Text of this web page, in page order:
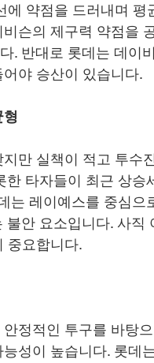
에 약점을 드러내며 평
슨의 제구력 약점을
. 반대로 롯데는 데이
야 승산이 있습니다.
만 실책이 적고 투수
한 타자들이 최근 상
는 레이예스를 중심
불안 요소입니다. 사
중요합니다.
정적인 투구를 바탕
성이 높습니다. 롯데